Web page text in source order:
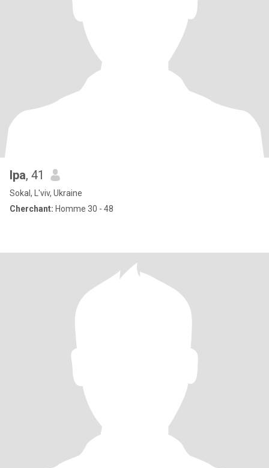
Іра, 41
Sokal, L'viv, Ukraine
Cherchant: Homme 30 - 48